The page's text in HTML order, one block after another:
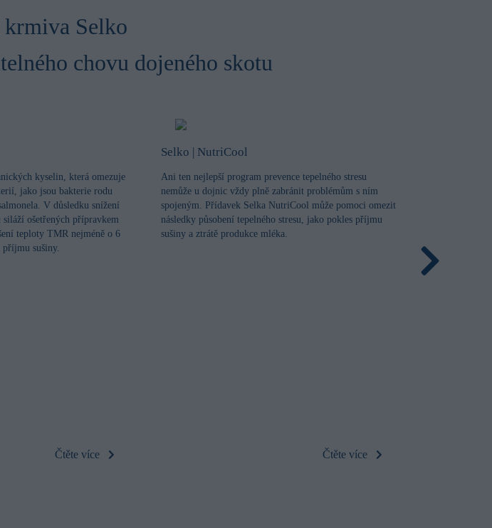
Selko
chovu dojeného skotu
kyselin, která omezuje
jako jsou bakterie rodu
V důsledku snížení
ošetřených přípravkem
teploty TMR nejméně o 6
sušiny.
Čtěte více
Selko | NutriCool
Ani ten nejlepší program prevence tepelného stresu
nemůže u dojnic vždy plně zabránit problémům s ním
spojeným. Přídavek Selka NutriCool může pomoci omezit
následky působení tepelného stresu, jako pokles příjmu
sušiny a ztrátě produkce mléka.
Čtěte více